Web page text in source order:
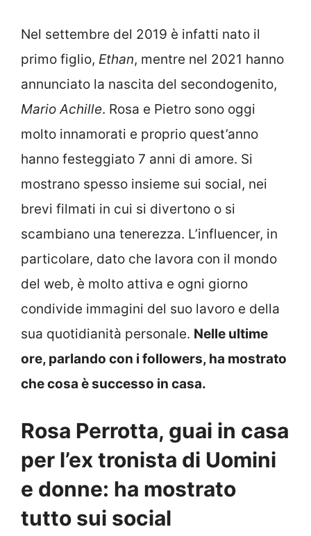
Nel settembre del 2019 è infatti nato il
primo figlio, Ethan, mentre nel 2021 hanno
annunciato la nascita del secondogenito,
Mario Achille. Rosa e Pietro sono oggi
molto innamorati e proprio quest’anno
hanno festeggiato 7 anni di amore. Si
mostrano spesso insieme sui social, nei
brevi filmati in cui si divertono o si
scambiano una tenerezza. L’influencer, in
particolare, dato che lavora con il mondo
del web, è molto attiva e ogni giorno
condivide immagini del suo lavoro e della
sua quotidianità personale. Nelle ultime
ore, parlando con i followers, ha mostrato
che cosa è successo in casa.
Rosa Perrotta, guai in casa
per l’ex tronista di Uomini
e donne: ha mostrato
tutto sui social